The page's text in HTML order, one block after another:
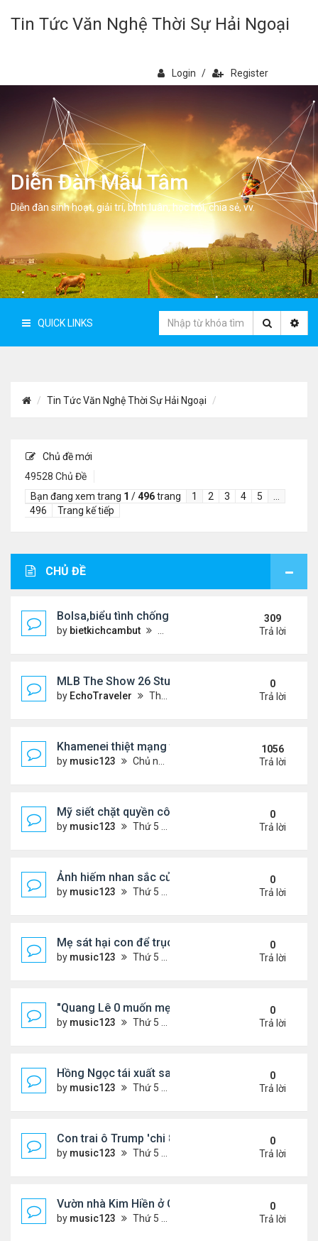
Tin Tức Văn Nghệ Thời Sự Hải Ngoại
Login / Register
Diễn Đàn Mẫu Tâm
Diễn đàn sinh hoạt, giải trí, bình luân, học hỏi, chia sẻ, vv.
QUICK LINKS
Tin Tức Văn Nghệ Thời Sự Hải Ngoại
Chủ đề mới
49528 Chủ Đề
Bạn đang xem trang 1 /496trang 1 2 3 4 5
496
Trang kế tiếp
CHỦ ĐỀ
Bolsa,biểu tình chống ca nô.
by bietkichcambut
309
Trả lời
MLB The Show 26 Stubs Tips for Efficient
by EchoTraveler Thứ 6 Tháng 8 07, 2026 12:31 am
0
Trả lời
Khamenei thiệt mạng trong cuộc tấn công phối
by music123 Chủ nhật Tháng 3 01, 2026 5:22 am
1056
Trả lời
Mỹ siết chặt quyền công dân theo nơi sinh, mở
by music123 Thứ 5 Tháng 8 06, 2026 5:09 pm
0
Trả lời
Ảnh hiếm nhan sắc của Thẩm Thuý Hằng
by music123 Thứ 5 Tháng 8 06, 2026 4:56 pm
0
Trả lời
Mẹ sát hại con để trục lợi bảo hiểm
by music123 Thứ 5 Tháng 8 06, 2026 4:53 pm
0
Trả lời
"Quang Lê 0 muốn mẹ thua kém người khác"
by music123 Thứ 5 Tháng 8 06, 2026 4:50 pm
0
Trả lời
Hồng Ngọc tái xuất sau nhiều năm ở ẩn
by music123 Thứ 5 Tháng 8 06, 2026 4:48 pm
0
Trả lời
Con trai ô Trump 'chi 8.5 triệu để xóa ràng buộc
by music123 Thứ 5 Tháng 8 06, 2026 4:44 pm
0
Trả lời
Vườn nhà Kim Hiền ở California
by music123 Thứ 5 Tháng 8 06, 2026 4:39 pm
0
Trả lời